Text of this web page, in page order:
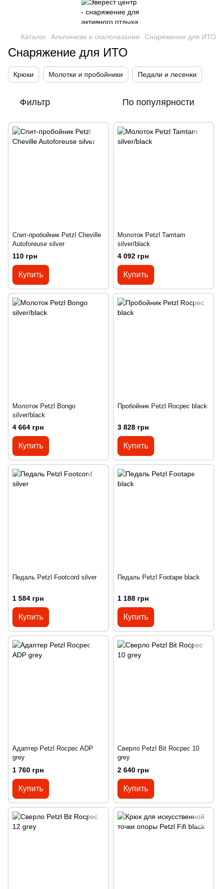
Каталог Альпинизм и скалолазание Снаряжение для ИТО
Снаряжение для ИТО
Крюки Молотки и пробойники Педали и лесенки
Фильтр По популярности
Спит-пробойник Petzl Cheville
Autoforeuse silver
110 грн
Купить
Молоток Petzl Tamtam
silver/black
4 092 грн
Купить
Молоток Petzl Bongo
silver/black
4 664 грн
Купить
Пробойник Petzl Rocpec black
3 828 грн
Купить
Педаль Petzl Footcord silver
1 584 грн
Купить
Педаль Petzl Footape black
1 188 грн
Купить
Адаптeр Petzl Rocpec ADP
grey
1 760 грн
Купить
Сверло Petzl Bit Rocpec 10
grey
2 640 грн
Купить